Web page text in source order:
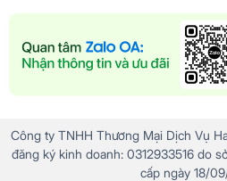
Công ty TNHH Thương Mại Dịch Vụ
đăng ký kinh doanh: 0312933516 do
cấp ngày 18/